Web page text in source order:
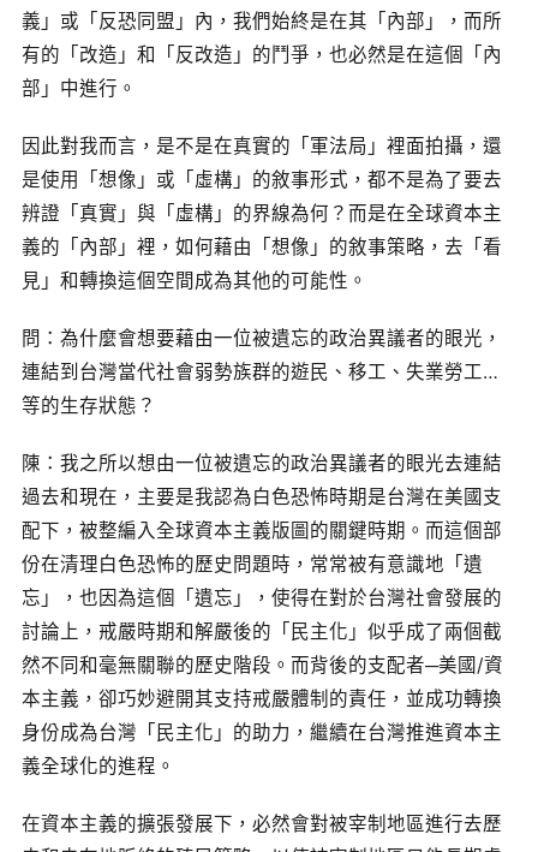
義」或「反恐同盟」內，我們始終是在其「內部」，而所
有的「改造」和「反改造」的鬥爭，也必然是在這個「內
部」中進行。
因此對我而言，是不是在真實的「軍法局」裡面拍攝，還
是使用「想像」或「虛構」的敘事形式，都不是為了要去
辨證「真實」與「虛構」的界線為何？而是在全球資本主
義的「內部」裡，如何藉由「想像」的敘事策略，去「看
見」和轉換這個空間成為其他的可能性。
問：為什麼會想要藉由一位被遺忘的政治異議者的眼光，
連結到台灣當代社會弱勢族群的遊民、移工、失業勞工…
等的生存狀態？
陳：我之所以想由一位被遺忘的政治異議者的眼光去連結
過去和現在，主要是我認為白色恐怖時期是台灣在美國支
配下，被整編入全球資本主義版圖的關鍵時期。而這個部
份在清理白色恐怖的歷史問題時，常常被有意識地「遺
忘」，也因為這個「遺忘」，使得在對於台灣社會發展的
討論上，戒嚴時期和解嚴後的「民主化」似乎成了兩個截
然不同和毫無關聯的歷史階段。而背後的支配者─美國/資
本主義，卻巧妙避開其支持戒嚴體制的責任，並成功轉換
身份成為台灣「民主化」的助力，繼續在台灣推進資本主
義全球化的進程。
在資本主義的擴張發展下，必然會對被宰制地區進行去歷